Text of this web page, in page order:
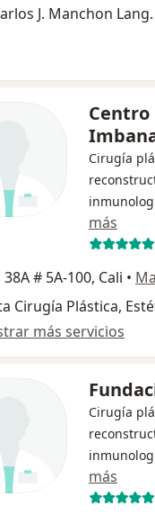
Centro
Cirugía
más
38A # 5A-100, Cali •
Cirugía Plástica,
más servicios
Cirugía
más